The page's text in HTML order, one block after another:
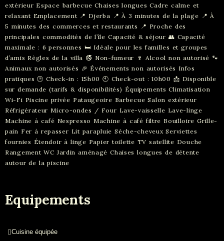
extérieur Espace barbecue Chaises longues Cadre calme et
relaxant Emplacement 📍 Djerba 📍 À 3 minutes de la plage 📍 À
5 minutes des commerces et restaurants 📍 Proche des
principales commodités de l’île Capacité & séjour 👥 Capacité
maximale : 6 personnes 🛏️ Idéale pour les familles et groupes
d’amis Règles de la villa 🚭 Non-fumeur 🍷 Alcool non autorisé 🐾
Animaux non autorisés 🎉 Événements non autorisés Infos
pratiques 🕒 Check-in : 15h00 🕙 Check-out : 10h00 📩 Disponible
sur demande (tarifs & disponibilités) Équipements Climatisation
Wi-Fi Piscine privée Pataugeoire Barbecue Salon extérieur
Réfrigérateur Micro-ondes / Four Lave-vaisselle Lave-linge
Machine à café Nespresso Machine à café filtre Bouilloire Grille-
pain Fer à repasser Lit parapluie Sèche-cheveux Serviettes
fournies Étendoir à linge Papier toilette TV satellite Douche
Rangement WC Jardin aménagé Chaises longues de détente
autour de la piscine
Equipements
Cuisine équipée